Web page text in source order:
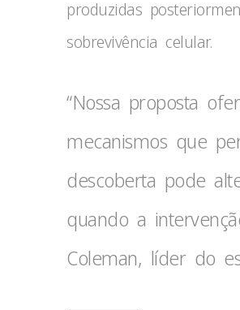
produzidas
sobrevivência celular.
“Nossa proposta
mecanismos que
descoberta pode
quando a
Coleman, líder do